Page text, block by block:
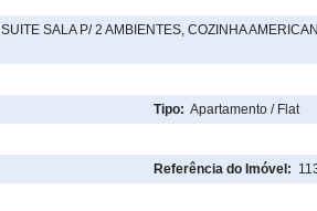
SALA P/ 2 AMBIENTES, COZINHA
Tipo: Apartamento / Flat
Referência do Imóvel: